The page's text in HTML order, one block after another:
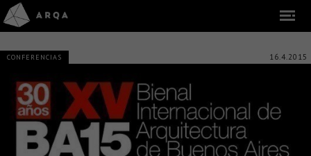
CONFERENCIAS 16.4.2015